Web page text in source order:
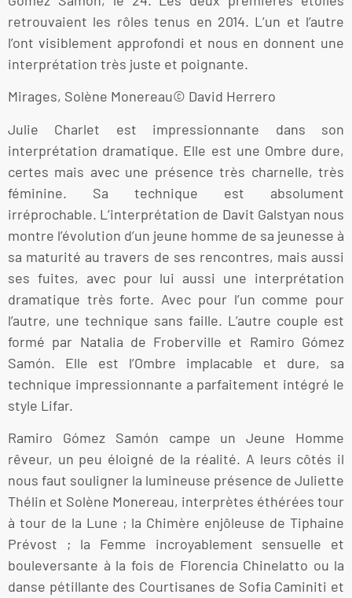
retrouvaient les rôles tenus en 2014. L’un et l’autre
l’ont visiblement approfondi et nous en donnent une
interprétation très juste et poignante.
Mirages, Solène Monereau© David Herrero
Julie Charlet est impressionnante dans son
interprétation dramatique. Elle est une Ombre dure,
certes mais avec une présence très charnelle, très
féminine. Sa technique est absolument
irréprochable. L’interprétation de Davit Galstyan nous
montre l’évolution d’un jeune homme de sa jeunesse à
sa maturité au travers de ses rencontres, mais aussi
ses fuites, avec pour lui aussi une interprétation
dramatique très forte. Avec pour l’un comme pour
l’autre, une technique sans faille. L’autre couple est
formé par Natalia de Froberville et Ramiro Gómez
Samón. Elle est l’Ombre implacable et dure, sa
technique impressionnante a parfaitement intégré le
style Lifar.
Ramiro Gómez Samón campe un Jeune Homme
rêveur, un peu éloigné de la réalité. A leurs côtés il
nous faut souligner la lumineuse présence de Juliette
Thélin et Solène Monereau, interprètes éthérées tour
à tour de la Lune ; la Chimère enjôleuse de Tiphaine
Prévost ; la Femme incroyablement sensuelle et
bouleversante à la fois de Florencia Chinelatto ou la
danse pétillante des Courtisanes de Sofia Caminiti et